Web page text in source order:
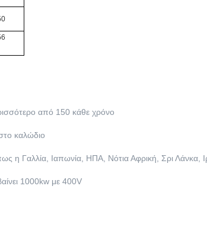
από 150 κάθε χρόνο
καλώδιο
η Γαλλία, Ιαπωνία, ΗΠΑ, Νότια Αφρική, Σρι Λάνκα,
1000kw με 400V